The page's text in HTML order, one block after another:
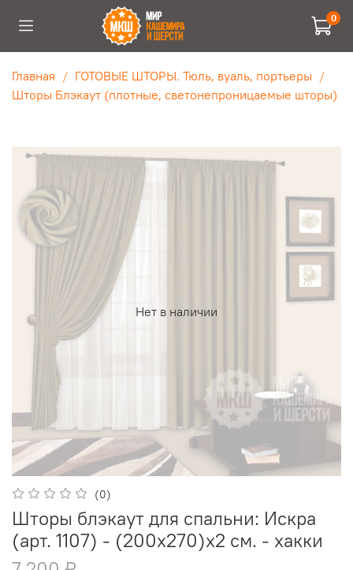
0
Главная
ГОТОВЫЕ ШТОРЫ. Тюль, вуаль, портьеры
Шторы Блэкаут (плотные, светонепроницаемые шторы)
Нет в наличии
(0)
Шторы блэкаут для спальни: Искра
(арт. 1107) - (200х270)х2 см. - хакки